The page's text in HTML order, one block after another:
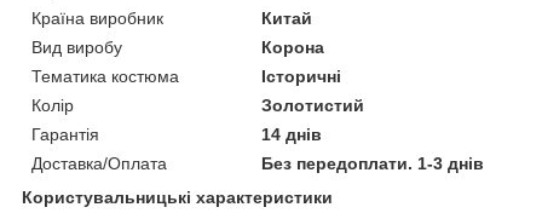
Країна виробник
Китай
Вид виробу
Корона
Тематика костюма
Історичні
Колір
Золотистий
Гарантія
14 днів
Доставка/Оплата
Без передоплати. 1-3 днів
Користувальницькі характеристики